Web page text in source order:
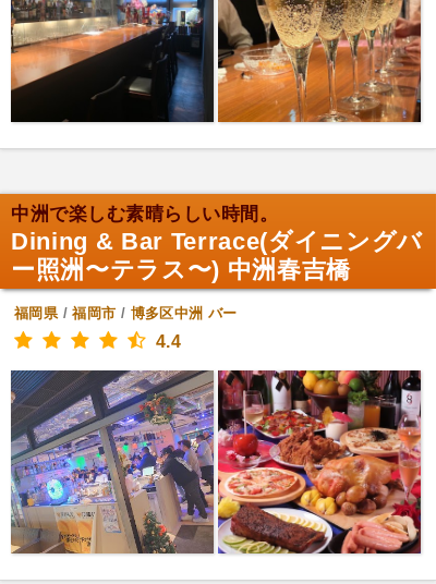
中洲で楽しむ素晴らしい時間。
Dining & Bar Terrace(ダイニングバ
ー照洲〜テラス〜) 中洲春吉橋
福岡県/福岡市 / 博多区中洲 バー
4.4